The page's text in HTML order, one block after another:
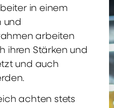
in einem
und
arbeiten
ihren Stärken und
und auch
achten stets